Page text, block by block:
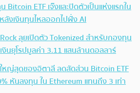
Bitcoin ETF เจ๊งและปิดตัวเป็นแห่งแรกใน
ลังเงินทุนไหลออกไปฝั่ง AI
ลุยเปิดตัว Tokenized สำหรับกองทุน
งินยุโรปมูลค่า 3.11 แสนล้านดอลลาร์
หญ่สุดของอิตาลี ลดสัดส่วน Bitcoin ETF
หันลงทุน ใน Ethereum แทนถึง 3 เท่า